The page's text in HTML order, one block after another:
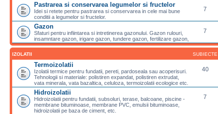
Pastrarea si conservarea legumelor si fructelor
Idei si retete pentru pastrarea si conservarea in cele mai bune
conditii a legumelor si fructelor.
7
Gazon
Sfaturi pentru infiintarea si intretinerea gazonului. Gazon rulouri,
insamntare gazon, irigare gazon, tundere gazon, fertilizare gazon,
7
IZOLATII SUBIECTE
Termoizolatii
Izolatii termice pentru fundatii, pereti, pardoseala sau acoperisuri.
Tehnologii si materiale: polistiren expandat, polistiren extrudat,
vata minerala, vata bazaltica, celuloza, termoizolatii ecologice etc.
40
Hidroizolatii
Hidroizolatii pentru fundatii, subsoluri, terase, balcoane, piscine -
membrane bituminoase, membrane PVC, emulsii bituminoase,
hidroizolatii pe baza de ciment, etc.
7